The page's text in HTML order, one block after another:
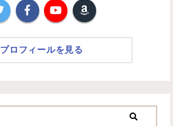
プロフィールを見る